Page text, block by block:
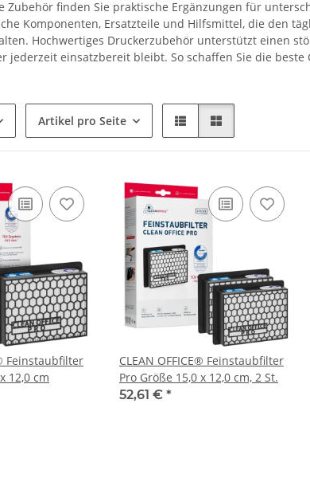
Zubehör finden Sie praktische Ergänzungen für
Komponenten, Ersatzteile und Hilfsmittel, die den
Hochwertiges Druckerzubehör unterstützt einen
jederzeit einsatzbereit bleibt. So schaffen Sie die
Artikel pro Seite
Feinstaubfilter
12,0 cm
CLEAN OFFICE® Feinstaubfilter
Pro Größe 15,0 x 12,0 cm, 2 St.
52,61 € *